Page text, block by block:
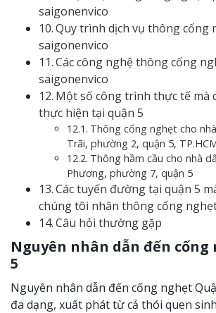
saigonenvico
Quy trình dịch vụ thông cống
saigonenvico
Các công nghệ thông cống
saigonenvico
Một số công trình thực tế mà
thực hiện tại quận 5
Thông cống nghẹt cho
Trãi, phường 2, quận 5,
Thông hầm cầu cho nhà
Phương, phường 7, quận 5
Các tuyến đường tại quận 5
chúng tôi nhân thông cống
Câu hỏi thường gặp
Nguyên nhân dẫn đến cống
5
Nguyên nhân dẫn đến cống nghẹt
đa dạng, xuất phát từ cả thói quen